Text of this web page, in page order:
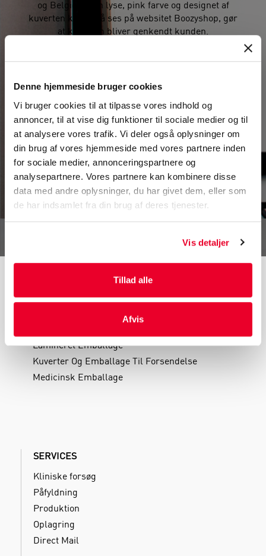
Denne hjemmeside bruger cookies
Vi bruger cookies til at tilpasse vores indhold og
annoncer, til at vise dig funktioner til sociale medier og til
at analysere vores trafik. Vi deler også oplysninger om
din brug af vores hjemmeside med vores partnere inden
for sociale medier, annonceringspartnere og
analysepartnere. Vores partnere kan kombinere disse
data med andre oplysninger, du har givet dem, eller som
de har indsamlet fra din brug af deres tjenester.
Vis detaljer
Tillad alle
Afvis
og Belgien. Den lyse, pink farve og designet af
kuverten kan også ses på websitet Boozyshop, gør
at kuverten bliver genkendt kunden.
der sikrer, at indholdet i kuverten ikke er synligt.
strimmel, så emballagen ikke kan åbnes under
forsendelsesprocessen, og så indholdet kommer
sikkert frem til kunden.
TILBUD
STANDARDPRODUKT
Lamineret Emballage
Kuverter Og Emballage Til Forsendelse
Medicinsk Emballage
SERVICES
Kliniske forsøg
Påfyldning
Produktion
Oplagring
Direct Mail